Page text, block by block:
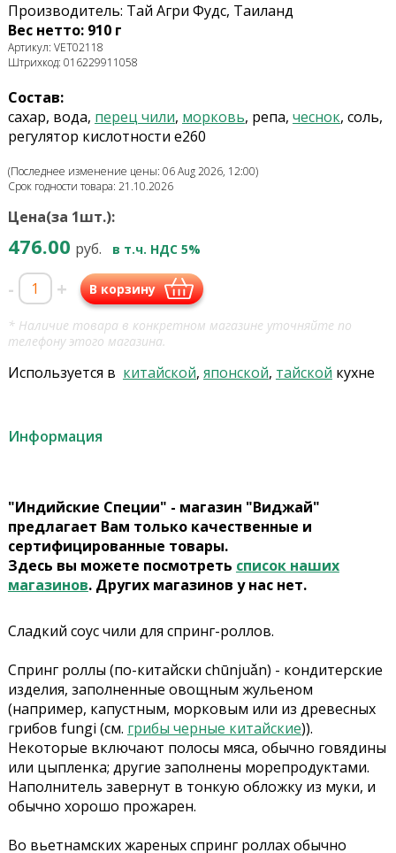
Производитель: Тай Агри Фудс, Таиланд
Вес нетто: 910 г
Артикул: VET02118
Штрихкод: 016229911058
Состав:
сахар, вода, перец чили, морковь, репа, чеснок, соль,
регулятор кислотности е260
(Последнее изменение цены: 06 Aug 2026, 12:00)
Срок годности товара: 21.10.2026
Цена(за 1шт.):
476.00 руб. в т.ч. НДС 5%
- + В корзину
* Наличие товара в конкретном магазине уточняйте по
телефону этого магазина.
Используется в китайской, японской, тайской кухне
Информация
"Индийские Специи" - магазин "Виджай"
предлагает Вам только качественные и
сертифицированные товары.
Здесь вы можете посмотреть список наших
магазинов. Других магазинов у нас нет.
Сладкий соус чили для спринг-роллов.
Спринг роллы (по-китайски chūnjuǎn) - кондитерские
изделия, заполненные овощным жульеном
(например, капустным, морковым или из древесных
грибов fungi (см. грибы черные китайские)).
Некоторые включают полосы мяса, обычно говядины
или цыпленка; другие заполнены морепродуктами.
Наполнитель завернут в тонкую обложку из муки, и
обычно хорошо прожарен.
Во вьетнамских жареных спринг роллах обычно